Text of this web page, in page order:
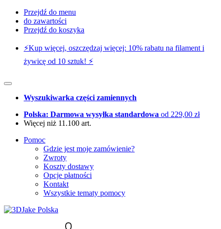
Przejdź do menu
do zawartości
Przejdź do koszyka
⚡️Kup więcej, oszczędzaj więcej: 10% rabatu na filament i
żywicę od 10 sztuk! ⚡️
Wyszukiwarka części zamiennych
Polska: Darmowa wysyłka standardowa od 229,00 zł
Więcej niż 11.100 art.
Pomoc
Gdzie jest moje zamówienie?
Zwroty
Koszty dostawy
Opcje płatności
Kontakt
Wszystkie tematy pomocy